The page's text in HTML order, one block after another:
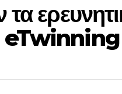
τα
eTwinning